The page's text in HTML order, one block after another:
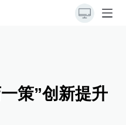
策”创新提升